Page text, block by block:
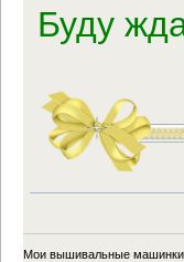
Буду
Мои вышивальные